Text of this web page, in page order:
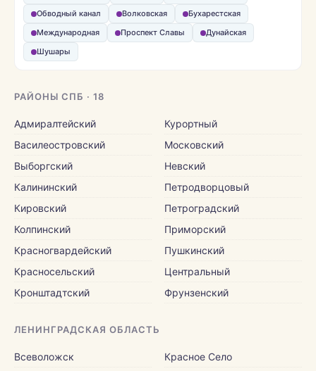
Обводный канал
Волковская
Бухарестская
Международная
Проспект Славы
Дунайская
Шушары
РАЙОНЫ СПБ · 18
Адмиралтейский
Василеостровский
Выборгский
Калининский
Кировский
Колпинский
Красногвардейский
Красносельский
Кронштадтский
Курортный
Московский
Невский
Петродворцовый
Петроградский
Приморский
Пушкинский
Центральный
Фрунзенский
ЛЕНИНГРАДСКАЯ ОБЛАСТЬ
Всеволожск
Красное Село